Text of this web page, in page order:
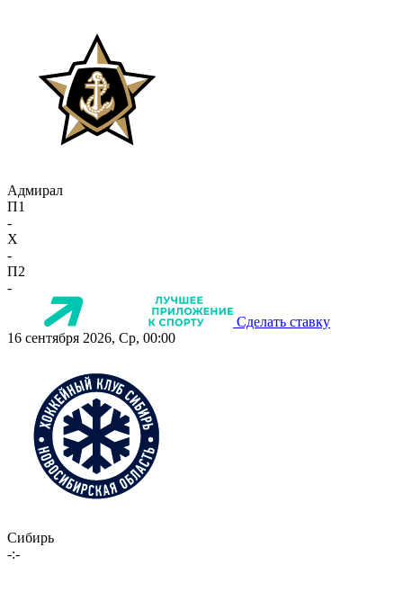
Адмирал
П1
-
X
-
П2
-
Сделать ставку
16 сентября 2026, Ср, 00:00
Сибирь
-:-